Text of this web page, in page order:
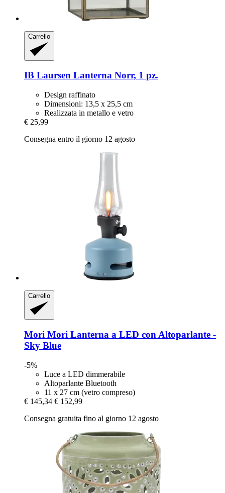
Carrello
IB Laursen Lanterna Norr, 1 pz.
Design raffinato
Dimensioni: 13,5 x 25,5 cm
Realizzata in metallo e vetro
€ 25,99
Consegna entro il giorno 12 agosto
Carrello
Mori Mori Lanterna a LED con Altoparlante -​
Sky Blue
-5%
Luce a LED dimmerabile
Altoparlante Bluetooth
11 x 27 cm (vetro compreso)
€ 145,34 € 152,99
Consegna gratuita fino al giorno 12 agosto